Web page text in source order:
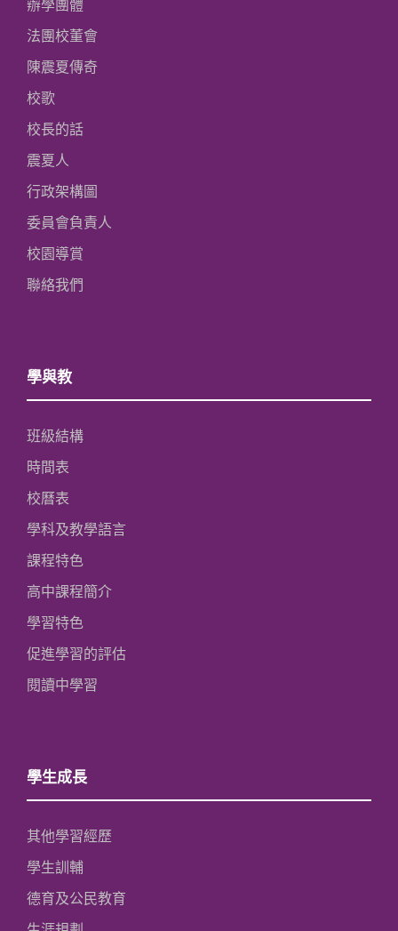
辦學團體
法團校董會
陳震夏傳奇
校歌
校長的話
震夏人
行政架構圖
委員會負責人
校園導賞
聯絡我們
學與教
班級結構
時間表
校曆表
學科及教學語言
課程特色
高中課程簡介
學習特色
促進學習的評估
閱讀中學習
學生成長
其他學習經歷
學生訓輔
德育及公民教育